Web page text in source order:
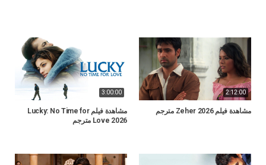
2:12:00
مشاهدة فيلم Zeher 2026 مترجم
3:00:00
مشاهدة فيلم Lucky: No Time for
Love 2026 مترجم